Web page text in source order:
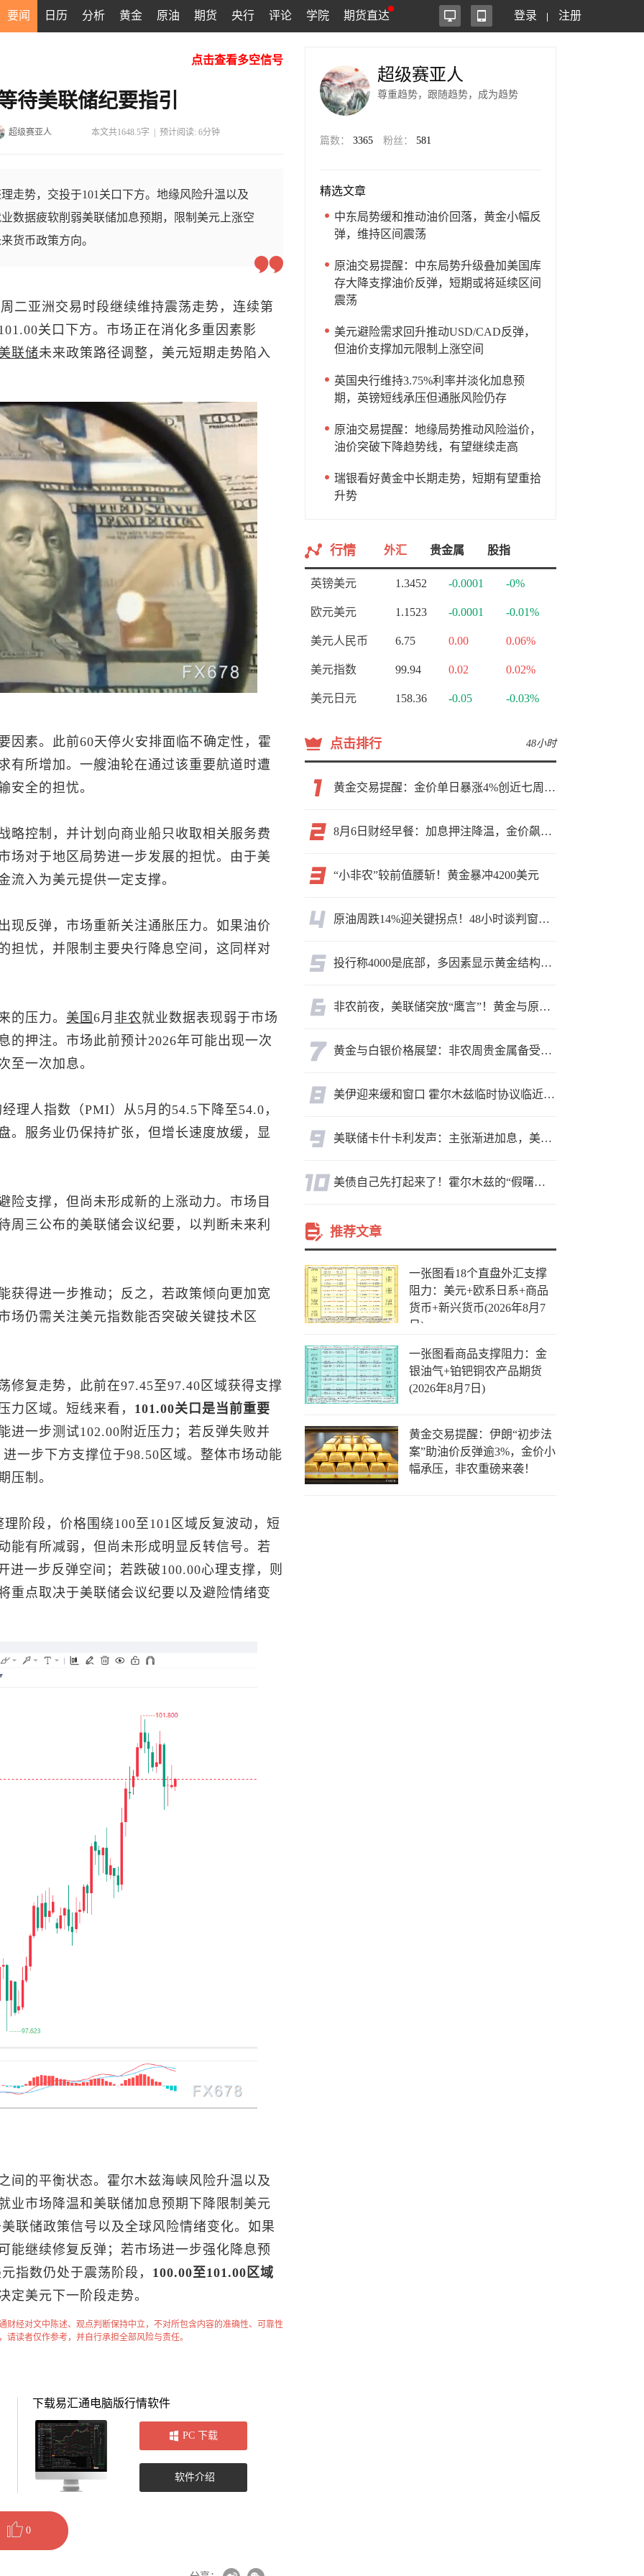
要闻 日历 分析 黄金 原油 期货 央行 评论 学院 期货直达 登录 注册
点击查看多空信号
待美联储纪要指引
超级赛亚人 本文共1648.5字 |预计阅读: 6分钟
走势，交投于101关口下方。地缘风险升温以及
数据疲软削弱美联储加息预期，限制美元上涨空
货币政策方向。
二亚洲交易时段继续维持震荡走势，连续第
关口下方。市场正在消化多重因素影
联储未来政策路径调整，美元短期走势陷入
因素。此前60天停火安排面临不确定性，霍
有所增加。一艘油轮在通过该重要航道时遭
安全的担忧。
略控制，并计划向商业船只收取相关服务费
场对于地区局势进一步发展的担忧。由于美
流入为美元提供一定支撑。
现反弹，市场重新关注通胀压力。如果油价
担忧，并限制主要央行降息空间，这同样对
的压力。 美国 6月 非农就业数据表现弱于市场
的押注。市场此前预计2026年可能出现一次
至一次加息。
理人指数（PMI）从5月的54.5下降至54.0，
。服务业仍保持扩张，但增长速度放缓，显
险支撑，但尚未形成新的上涨动力。市场目
周三公布的美联储会议纪要，以判断未来利
获得进一步推动；反之，若政策倾向更加宽
场仍需关注美元指数能否突破关键技术区
修复走势，此前在97.45至97.40区域获得支撑
力区域。短线来看， 101.00关口是当前重要
进一步测试102.00附近压力；若反弹失败并
进一步下方支撑位于98.50区域。整体市场动能
压制。
理阶段，价格围绕100至101区域反复波动，短
能有所减弱，但尚未形成明显反转信号。若
进一步反弹空间；若跌破100.00心理支撑，则
重点取决于美联储会议纪要以及避险情绪变
间的平衡状态。霍尔木兹海峡风险升温以及
业市场降温和美联储加息预期下降限制美元
联储政策信号以及全球风险情绪变化。如果
能继续修复反弹；若市场进一步强化降息预
指数仍处于震荡阶段， 100.00至101.00区域
定美元下一阶段走势。
经对文中陈述、观点判断保持中立，不对所包含内容的准确性、可靠性
读者仅作参考，并自行承担全部风险与责任。
下载易汇通电脑版行情软件
PC 下载
软件介绍
0
超级赛亚人
尊重趋势，跟随趋势，成为趋势
篇数： 3365 粉丝： 581
精选文章
中东局势缓和推动油价回落，黄金小幅反
弹，维持区间震荡
原油交易提醒：中东局势升级叠加美国库
存大降支撑油价反弹，短期或将延续区间
震荡
美元避险需求回升推动USD/CAD反弹，
但油价支撑加元限制上涨空间
英国央行维持3.75%利率并淡化加息预
期，英镑短线承压但通胀风险仍存
原油交易提醒：地缘局势推动风险溢价，
油价突破下降趋势线，有望继续走高
瑞银看好黄金中长期走势，短期有望重拾
升势
行情 外汇 贵金属 股指
英镑美元 1.3452 -0.0001 -0%
欧元美元 1.1523 -0.0001 -0.01%
美元人民币 6.75 0.00 0.06%
美元指数 99.94 0.02 0.02%
美元日元 158.36 -0.05 -0.03%
点击排行 48小时
黄金交易提醒：金价单日暴涨4%创近七周新高，加息预期降温叠加霍尔木兹“暂停信号”，牛市重启了？
8月6日财经早餐：加息押注降温，金价飙升至近两个月高位，地缘缓和预期，美油75关口拉锯
“小非农”较前值腰斩！黄金暴冲4200美元
原油周跌14%迎关键拐点！48小时谈判窗口，暗藏行情变数
投行称4000是底部，多因素显示黄金结构性机会显现
非农前夜，美联储突放“鹰言”！黄金与原油为何联手反攻？
黄金与白银价格展望：非农周贵金属备受关注，黄金测试关键突破位
美伊迎来缓和窗口 霍尔木兹临时协议临近落地
美联储卡什卡利发声：主张渐进加息，美联储内部政策分歧
美债自己先打起来了！霍尔木兹的“假曙光”和三个陷阱
推荐文章
一张图看18个直盘外汇支撑
阻力：美元+欧系日系+商品
货币+新兴货币(2026年8月7
日)
一张图看商品支撑阻力：金
银油气+铂钯铜农产品期货
(2026年8月7日)
黄金交易提醒：伊朗“初步法
案”助油价反弹逾3%，金价小
幅承压，非农重磅来袭！